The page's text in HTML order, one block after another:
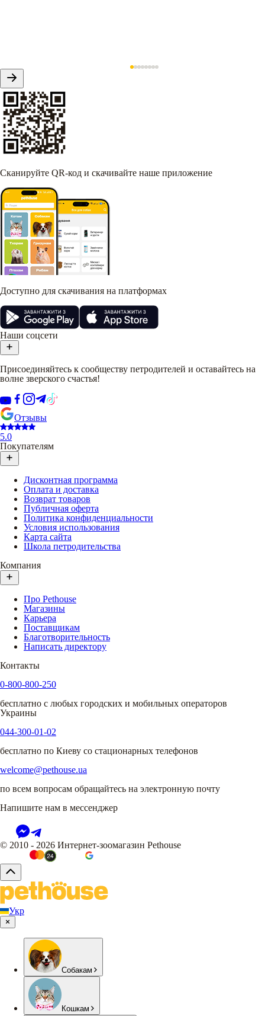
Сканируйте QR-код и скачивайте наше приложение
Доступно для скачивания на платформах
Наши соцсети
Присоединяйтесь к сообществу петродителей и оставайтесь на
волне зверского счастья!
Отзывы
5.0
Покупателям
Дисконтная программа
Оплата и доставка
Возврат товаров
Публичная оферта
Политика конфиденциальности
Условия использования
Карта сайта
Школа петродительства
Компания
Про Pethouse
Магазины
Карьера
Поставщикам
Благотворительность
Написать директору
Контакты
0-800-800-250
бесплатно с любых городских и мобильных операторов
Украины
044-300-01-02
бесплатно по Киеву со стационарных телефонов
welcome@pethouse.ua
по всем вопросам обращайтесь на электронную почту
Напишите нам в мессенджер
© 2010 - 2026 Интернет-зоомагазин Pethouse
Укр
Собакам
Кошкам